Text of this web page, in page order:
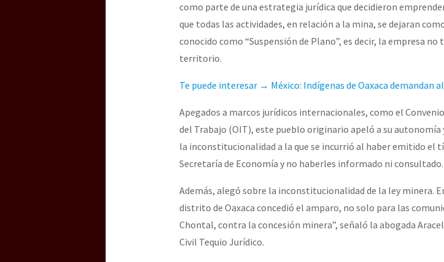
como parte de una estrategia jurídica que decidieron
que todas las actividades, en relación a la mina, se dejaran
conocido como “Suspensión de Plano”, es decir, la empresa
territorio.
Te puede interesar → México: Indígenas de Oaxaca demandan
Apegados a marcos jurídicos internacionales, como el
del Trabajo (OIT), este pueblo originario apeló a su
la inconstitucionalidad a la que se incurrió al haber emitido el
Secretaría de Economía y no haberles informado ni consultado.
Además, alegó sobre la inconstitucionalidad de la ley minera.
distrito de Oaxaca concedió el amparo, no solo para las
Chontal, contra la concesión minera”, señaló la abogada
Civil Tequio Jurídico.